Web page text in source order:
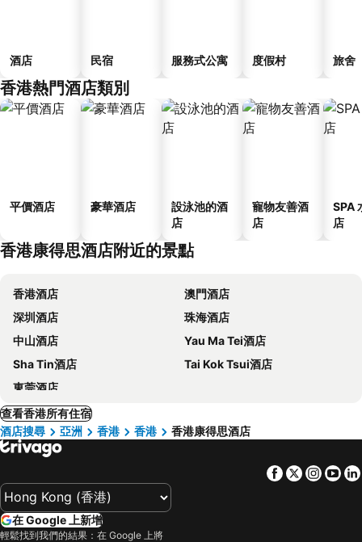
酒店 民宿 服務式公寓 度假村 旅舍
香港熱門酒店類別
平價酒店 豪華酒店
設泳池的酒
店
寵物友善酒
店
SPA
店
香港康得思酒店附近的景點
香港酒店
澳門酒店
深圳酒店
珠海酒店
中山酒店
Yau Ma Tei酒店
Sha Tin酒店
Tai Kok Tsui酒店
東莞酒店
查看香港所有住宿
酒店搜尋
亞洲 香港 香港 香港康得思酒店
Facebook
Twitter
在 Google 上新增
輕鬆找到我們的結果：在 Google 上將